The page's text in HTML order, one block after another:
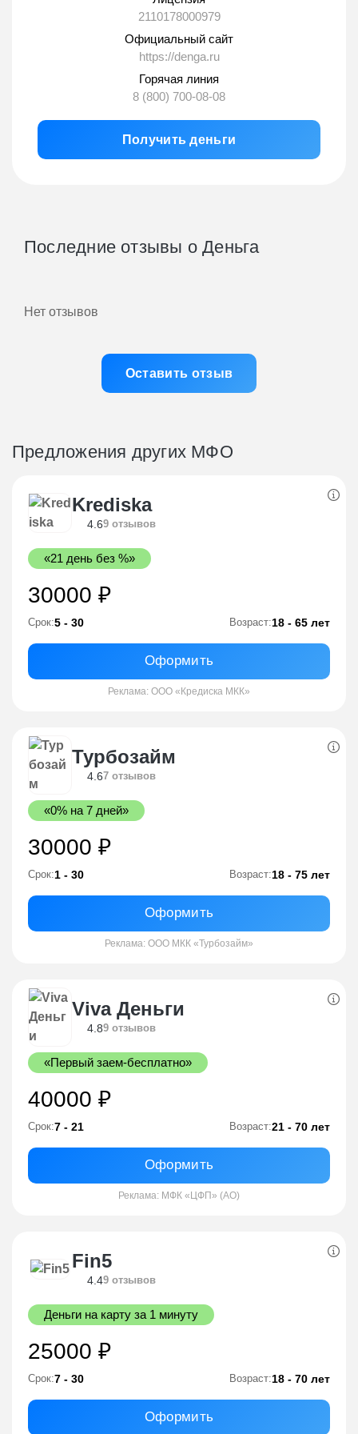
электронной почты.
Требований к наличию официальной работы
или стабильного дохода нет. Кредитная
история и количество действующих
рассмотрении заявки. Поэтому в «Деньга»
2110178000979
Официальный сайт
https://denga.ru
Горячая линия
8 (800) 700-08-08
Получить деньги
Последние отзывы о Деньга
Нет отзывов
Оставить отзыв
Предложения других МФО
Krediska
4.69 отзывов
«21 день без %»
30000 ₽
Срок:5 - 30 Возраст:18 - 65 лет
Оформить
Реклама: ООО «Кредиска МКК»
Турбозайм
4.67 отзывов
«0% на 7 дней»
30000 ₽
Срок:1 - 30 Возраст:18 - 75 лет
Оформить
Реклама: ООО МКК «Турбозайм»
Viva Деньги
4.89 отзывов
«Первый заем-бесплатно»
40000 ₽
Срок:7 - 21 Возраст:21 - 70 лет
Оформить
Реклама: МФК «ЦФП» (АО)
Fin5
4.49 отзывов
Деньги на карту за 1 минуту
25000 ₽
Срок:7 - 30 Возраст:18 - 70 лет
Оформить